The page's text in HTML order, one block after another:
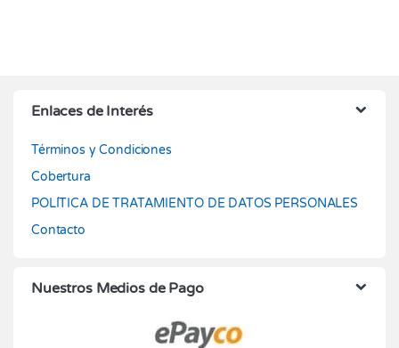
Enlaces de Interés
Términos y Condiciones
Cobertura
POLÍTICA DE TRATAMIENTO DE DATOS PERSONALES
Contacto
Nuestros Medios de Pago